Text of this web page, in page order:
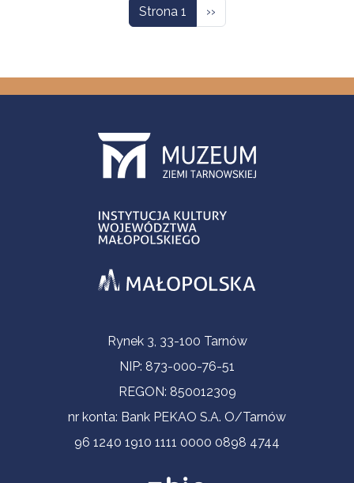
Strona 1 Następna strona
››
Informacje kontaktoweRynek 3, 33-100 Tarnów
NIP: 873-000-76-51
REGON: 850012309
nr konta: Bank PEKAO S.A. O/Tarnów
96 1240 1910 1111 0000 0898 4744